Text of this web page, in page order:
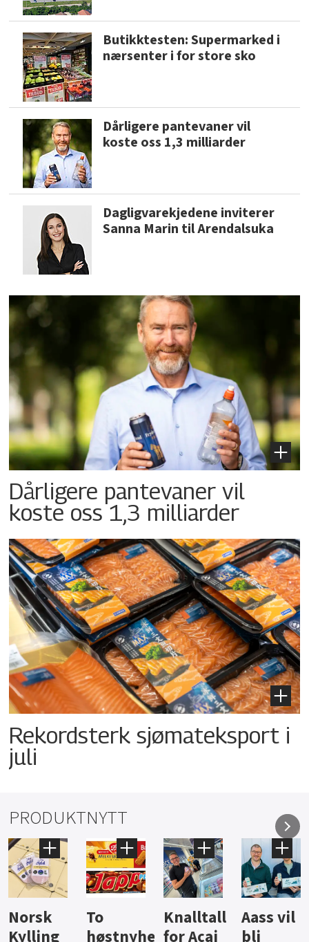
Butikktesten: Supermarked i
nærsenter i for store sko
Dårligere pantevaner vil
koste oss 1,3 milliarder
Dagligvarekjedene inviterer
Sanna Marin til Arendalsuka
Dårligere pantevaner vil
koste oss 1,3 milliarder
Rekordsterk sjømateksport i
juli
PRODUKTNYTT
Knalltall
for Açai
Aass vil
bli
Brus og
jus fra
Hard
iste fra